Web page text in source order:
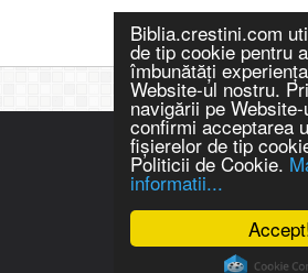
Accept!
Biblia.crestini.com
de tip cookie pentru
îmbunătăți
Website-ul nostru.
navigării pe
confirmi acceptarea
fişierelor de tip
Politicii de Cookie.
informatii...